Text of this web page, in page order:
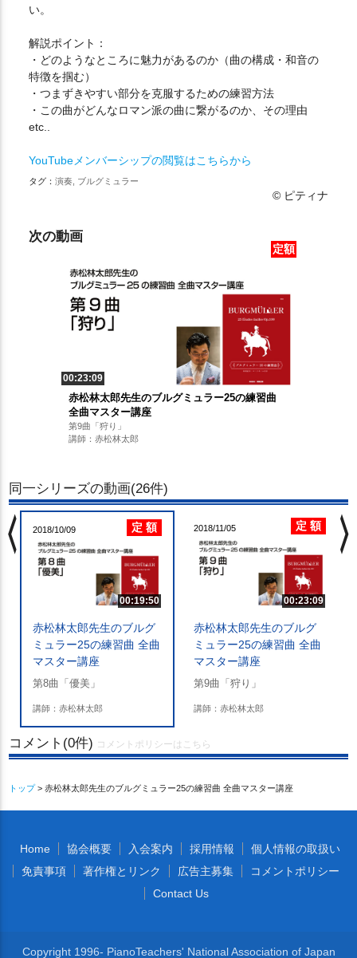
い。
解説ポイント：
・どのようなところに魅力があるのか（曲の構成・和音の
特徴を掴む）
・つまずきやすい部分を克服するための練習方法
・この曲がどんなロマン派の曲に繋がるのか、その理由
etc..
YouTubeメンバーシップの閲覧はこちらから
タグ： 演奏, ブルグミュラー
© ピティナ
次の動画
定額
00:23:09
赤松林太郎先生のブルグミュラー25の練習曲
全曲マスター講座
第9曲「狩り」
講師：赤松林太郎
同一シリーズの動画(26件)
2018/10/09 定 額
00:19:50
赤松林太郎先生のブルグ
ミュラー25の練習曲 全曲
マスター講座
第8曲「優美」
講師：赤松林太郎
2018/11/05 定 額
00:23:09
赤松林太郎先生のブルグ
ミュラー25の練習曲 全曲
マスター講座
第9曲「狩り」
講師：赤松林太郎
chevron_left chevron_right
コメント(0件) コメントポリシーはこちら
トップ> 赤松林太郎先生のブルグミュラー25の練習曲 全曲マスター講座
Home 協会概要 入会案内 採用情報
個人情報の取扱い
免責事項
著作権とリンク 広告主募集
コメントポリシー
Contact Us
Copyright 1996- PianoTeachers' National Association of Japan